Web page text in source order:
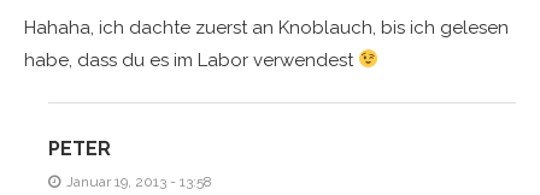
Hahaha, ich dachte zuerst an Knoblauch, bis ich gelesen
habe, dass du es im Labor verwendest
PETER
Januar 19, 2013 - 13:58